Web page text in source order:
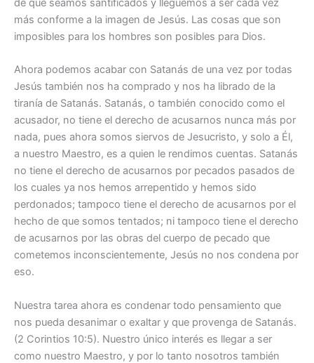
de que seamos santificados y lleguemos a ser cada vez
más conforme a la imagen de Jesús. Las cosas que son
imposibles para los hombres son posibles para Dios.
Ahora podemos acabar con Satanás de una vez por todas
Jesús también nos ha comprado y nos ha librado de la
tiranía de Satanás. Satanás, o también conocido como el
acusador, no tiene el derecho de acusarnos nunca más por
nada, pues ahora somos siervos de Jesucristo, y solo a Él,
a nuestro Maestro, es a quien le rendimos cuentas. Satanás
no tiene el derecho de acusarnos por pecados pasados de
los cuales ya nos hemos arrepentido y hemos sido
perdonados; tampoco tiene el derecho de acusarnos por el
hecho de que somos tentados; ni tampoco tiene el derecho
de acusarnos por las obras del cuerpo de pecado que
cometemos inconscientemente, Jesús no nos condena por
eso.
Nuestra tarea ahora es condenar todo pensamiento que
nos pueda desanimar o exaltar y que provenga de Satanás.
(2 Corintios 10:5). Nuestro único interés es llegar a ser
como nuestro Maestro, y por lo tanto nosotros también